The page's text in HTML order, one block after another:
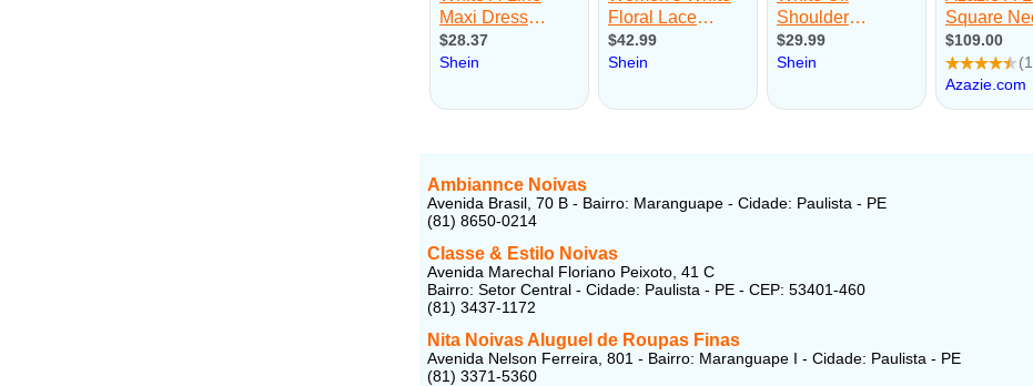
Ambiannce Noivas
Avenida Brasil, 70 B - Bairro: Maranguape - Cidade: Paulista - PE
(81) 8650-0214
Classe & Estilo Noivas
Avenida Marechal Floriano Peixoto, 41 C
Bairro: Setor Central - Cidade: Paulista - PE - CEP: 53401-460
(81) 3437-1172
Nita Noivas Aluguel de Roupas Finas
Avenida Nelson Ferreira, 801 - Bairro: Maranguape I - Cidade: Paulista - PE
(81) 3371-5360